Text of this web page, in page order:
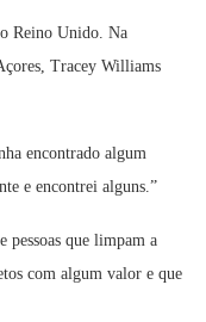
Reino Unido. Na
Tracey Williams
encontrado algum
e encontrei alguns.”
pessoas que limpam a
com algum valor e que